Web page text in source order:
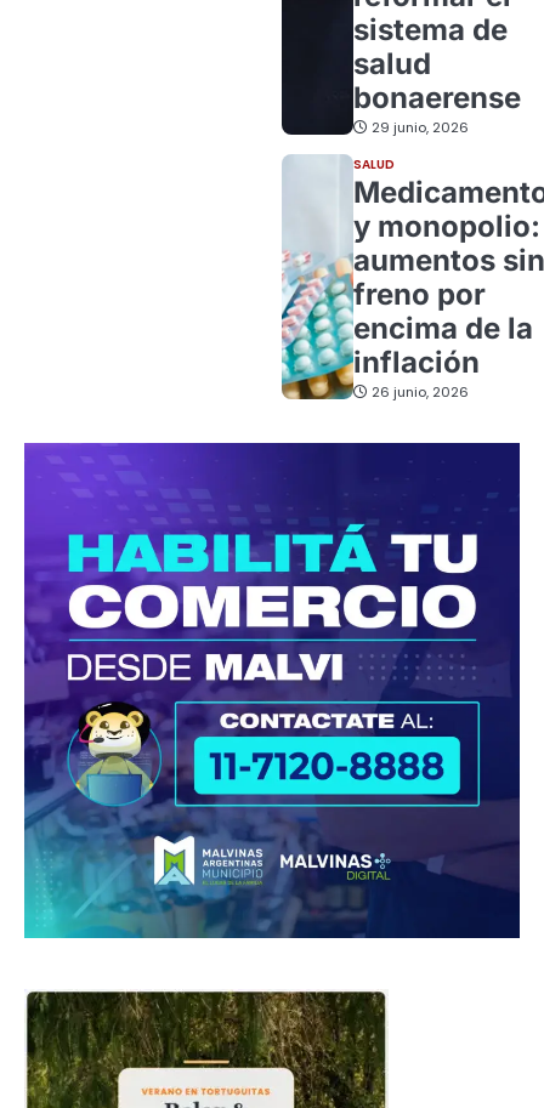
sistema de
salud
bonaerense
29 junio, 2026
SALUD
y monopolio:
aumentos sin
freno por
encima de la
inflación
26 junio, 2026